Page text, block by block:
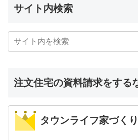
サイト内検索
注文住宅の資料請求をする
タウンライフ家づくり